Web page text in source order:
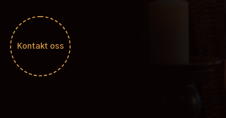
Kontakt oss